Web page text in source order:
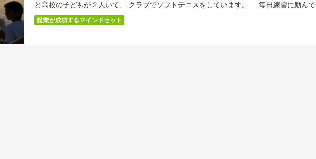
と高校の子どもが２人いて、 クラブでソフトテニスをしています。 毎日練習に励んで
いるよう […]
起業が成功するマインドセット